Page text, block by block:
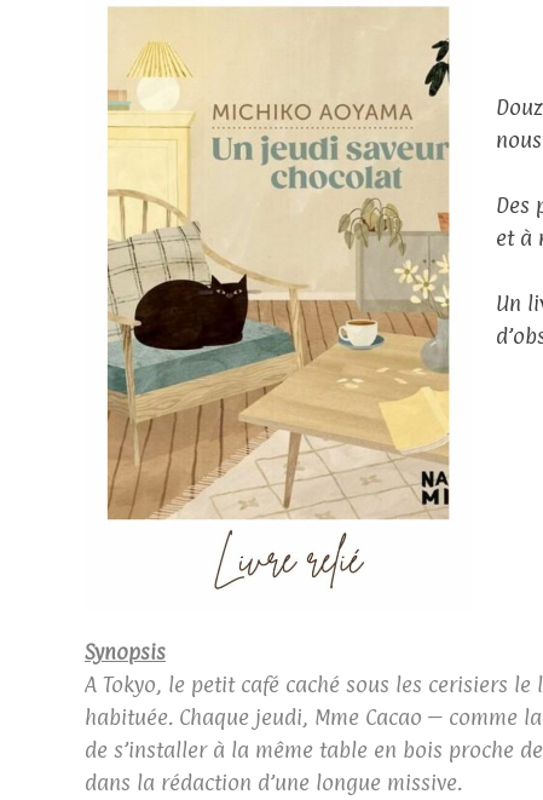
Des
et à
Un
Synopsis
A Tokyo, le petit café caché sous les cerisiers
habituée. Chaque jeudi, Mme Cacao – comme
de s’installer à la même table en bois proche
dans la rédaction d’une longue missive.